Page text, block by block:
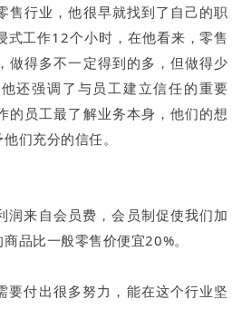
售行业，他很早就找到了自己的职
式工作12个小时，在他看来，零售
做得多不一定得到的多，但做得少
还强调了与员工建立信任的重要
的员工最了解业务本身，他们的想
们充分的信任。
润来自会员费，会员制促使我们加
品比一般零售价便宜20%。
要付出很多努力，能在这个行业坚